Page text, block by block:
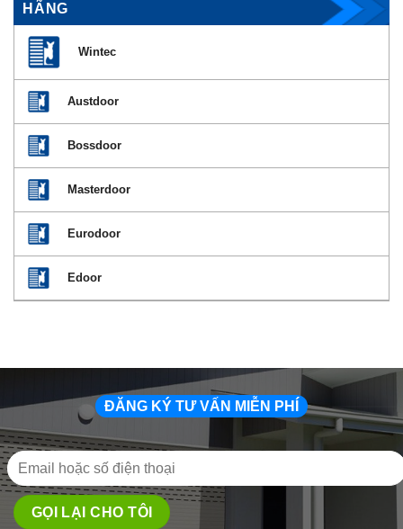
HÃNG
Wintec
Austdoor
Bossdoor
Masterdoor
Eurodoor
Edoor
ĐĂNG KÝ TƯ VẤN MIỄN PHÍ